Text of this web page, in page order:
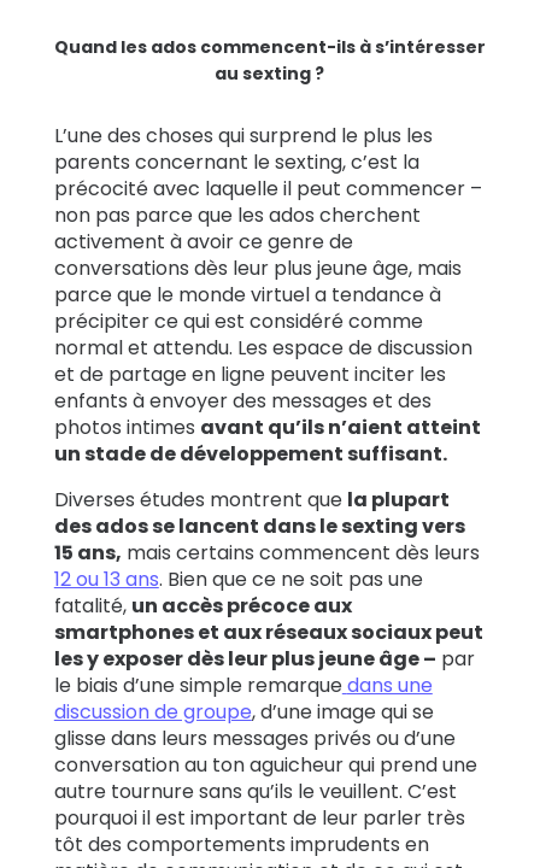
Quand les ados commencent-ils à s’intéresser
au sexting ?
L’une des choses qui surprend le plus les
parents concernant le sexting, c’est la
précocité avec laquelle il peut commencer –
non pas parce que les ados cherchent
activement à avoir ce genre de
conversations dès leur plus jeune âge, mais
parce que le monde virtuel a tendance à
précipiter ce qui est considéré comme
normal et attendu. Les espace de discussion
et de partage en ligne peuvent inciter les
enfants à envoyer des messages et des
photos intimes avant qu’ils n’aient atteint
un stade de développement suffisant.
Diverses études montrent que la plupart
des ados se lancent dans le sexting vers
15 ans, mais certains commencent dès leurs
12 ou 13 ans. Bien que ce ne soit pas une
fatalité, un accès précoce aux
smartphones et aux réseaux sociaux peut
les y exposer dès leur plus jeune âge – par
le biais d’une simple remarquedans une
discussion de groupe, d’une image qui se
glisse dans leurs messages privés ou d’une
conversation au ton aguicheur qui prend une
autre tournure sans qu’ils le veuillent. C’est
pourquoi il est important de leur parler très
tôt des comportements imprudents en